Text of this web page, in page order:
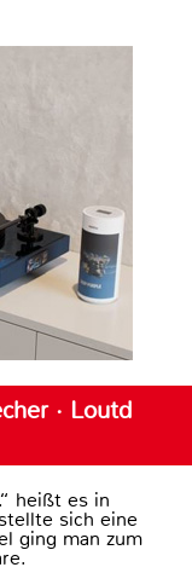
· Loutd
heißt es in
sich eine
ging man zum